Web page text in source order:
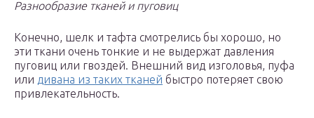
Разнообразие тканей и пуговиц
Конечно, шелк и тафта смотрелись бы хорошо, но
эти ткани очень тонкие и не выдержат давления
пуговиц или гвоздей. Внешний вид изголовья, пуфа
или дивана из таких тканей быстро потеряет свою
привлекательность.